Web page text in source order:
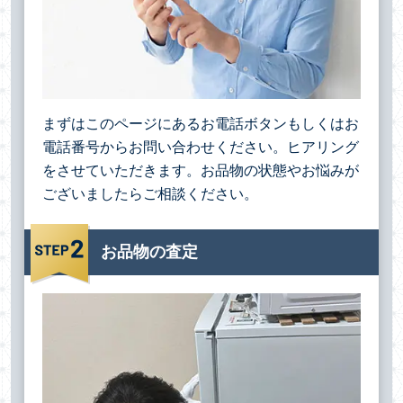
まずはこのページにあるお電話ボタンもしくはお
電話番号からお問い合わせください。ヒアリング
をさせていただきます。お品物の状態やお悩みが
ございましたらご相談ください。
お品物の査定